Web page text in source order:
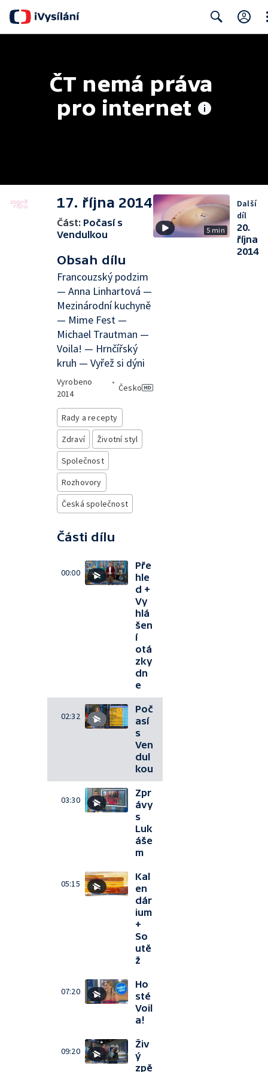
ČT nemá práva
pro internet
17. října 2014
Část: Počasí s
Vendulkou
Obsah dílu
Francouzský podzim
— Anna Linhartová —
Mezinárodní kuchyně
— Mime Fest —
Michael Trautman —
Voila! — Hrnčířský
kruh — Vyřež si dýni
Vyrobeno
2014
•
Česko
Rady a recepty
Zdraví
Životní styl
Společnost
Rozhovory
Česká společnost
Části dílu
00:00
Pře
hle
d +
Vy
hlá
šen
í
otá
zky
dn
e
02:32
Poč
así
s
Ven
dul
kou
03:30
Zpr
ávy
s
Luk
áše
m
05:15
Kal
en
dár
ium
+
So
utě
ž
07:20
Ho
sté
Voil
a!
09:20
Živ
ý
zpě
5 min
Další
díl
20.
října
2014